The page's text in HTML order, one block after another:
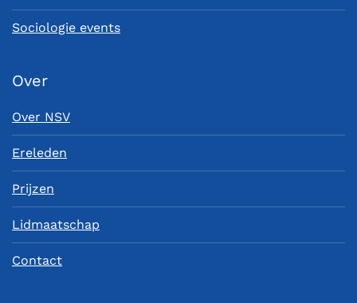
Sociologie events
Over
Over NSV
Ereleden
Prijzen
Lidmaatschap
Contact